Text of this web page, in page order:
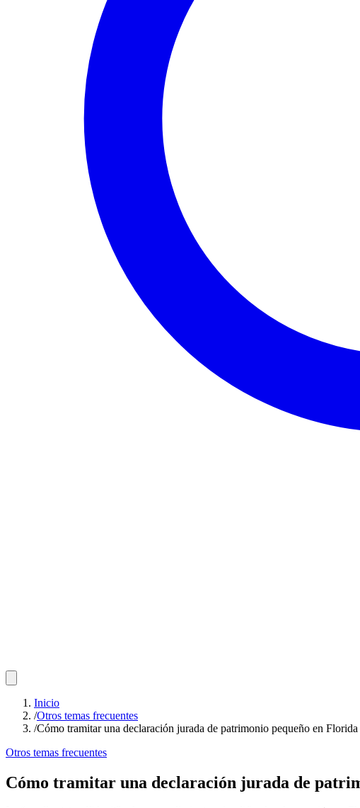
Inicio
/Otros temas frecuentes
/Cómo tramitar una declaración jurada de patrimonio pequeño en Florida
Otros temas frecuentes
Cómo tramitar una declaración jurada de